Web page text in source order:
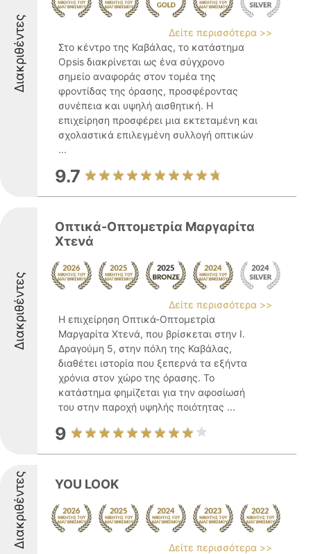
Διακριθέντες
Δείτε περισσότερα >>
Στο κέντρο της Καβάλας, το κατάστημα
Opsis διακρίνεται ως ένα σύγχρονο
σημείο αναφοράς στον τομέα της
φροντίδας της όρασης, προσφέροντας
συνέπεια και υψηλή αισθητική. Η
επιχείρηση προσφέρει μια εκτεταμένη και
σχολαστικά επιλεγμένη συλλογή οπτικών
...
9.7
Διακριθέντες
Οπτικά-Οπτομετρία Μαργαρίτα
Χτενά
Δείτε περισσότερα >>
Η επιχείρηση Οπτικά-Οπτομετρία
Μαργαρίτα Χτενά, που βρίσκεται στην Ι.
Δραγούμη 5, στην πόλη της Καβάλας,
διαθέτει ιστορία που ξεπερνά τα εξήντα
χρόνια στον χώρο της όρασης. Το
κατάστημα φημίζεται για την αφοσίωσή
του στην παροχή υψηλής ποιότητας ...
9
Διακριθέντες YOU LOOK
Δείτε περισσότερα >>